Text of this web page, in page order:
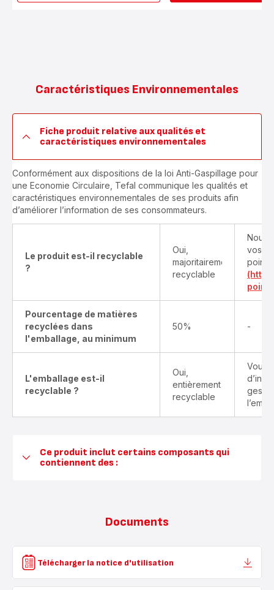
Caractéristiques Environnementales
Fiche produit relative aux qualités et
caractéristiques environnementales
Conformément aux dispositions de la loi Anti-Gaspillage pour
une Economie Circulaire, Tefal communique les qualités et
caractéristiques environnementales de ses produits afin
d’améliorer l’information de ses consommateurs.
Le produit est-il recyclable
?
Oui,
majoritairement
recyclable
Nous
vos
Pourcentage de matières
recyclées dans
l'emballage, au minimum
50% -
L'emballage est-il
recyclable ?
Oui,
entièrement
recyclable
Vous
Ce produit inclut certains composants qui
contiennent des :
Documents
Télécharger la notice d'utilisation